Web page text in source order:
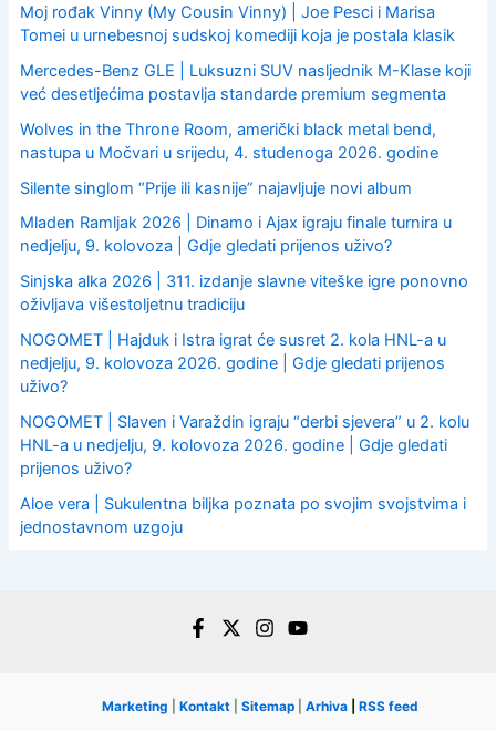
Moj rođak Vinny (My Cousin Vinny) | Joe Pesci i Marisa
Tomei u urnebesnoj sudskoj komediji koja je postala klasik
Mercedes-Benz GLE | Luksuzni SUV nasljednik M-Klase koji
već desetljećima postavlja standarde premium segmenta
Wolves in the Throne Room, američki black metal bend,
nastupa u Močvari u srijedu, 4. studenoga 2026. godine
Silente singlom “Prije ili kasnije” najavljuje novi album
Mladen Ramljak 2026 | Dinamo i Ajax igraju finale turnira u
nedjelju, 9. kolovoza | Gdje gledati prijenos uživo?
Sinjska alka 2026 | 311. izdanje slavne viteške igre ponovno
oživljava višestoljetnu tradiciju
NOGOMET | Hajduk i Istra igrat će susret 2. kola HNL-a u
nedjelju, 9. kolovoza 2026. godine | Gdje gledati prijenos
uživo?
NOGOMET | Slaven i Varaždin igraju “derbi sjevera” u 2. kolu
HNL-a u nedjelju, 9. kolovoza 2026. godine | Gdje gledati
prijenos uživo?
Aloe vera | Sukulentna biljka poznata po svojim svojstvima i
jednostavnom uzgoju
Marketing Kontakt Sitemap Arhiva RSS feed